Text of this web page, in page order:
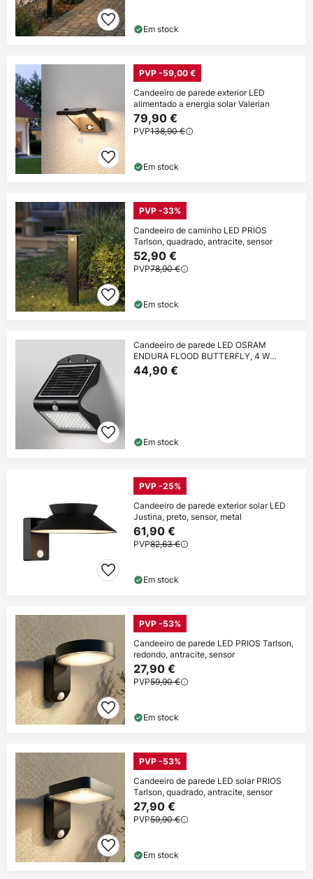
Em stock
PVP -59,00 €
Candeeiro de parede exterior LED
alimentado a energia solar Valerian
79,90 €
PVP138,90 €
Em stock
PVP -33%
Candeeiro de caminho LED PRIOS
Tarlson, quadrado, antracite, sensor
52,90 €
PVP78,90 €
Em stock
Candeeiro de parede LED OSRAM
ENDURA FLOOD BUTTERFLY, 4 W
Sensor
44,90 €
Em stock
PVP -25%
Candeeiro de parede exterior solar LED
Justina, preto, sensor, metal
61,90 €
PVP82,63 €
Em stock
PVP -53%
Candeeiro de parede LED PRIOS Tarlson,
redondo, antracite, sensor
27,90 €
PVP59,90 €
Em stock
PVP -53%
Candeeiro de parede LED solar PRIOS
Tarlson, quadrado, antracite, sensor
27,90 €
PVP59,90 €
Em stock